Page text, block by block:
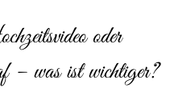
oder
was ist wichtiger?